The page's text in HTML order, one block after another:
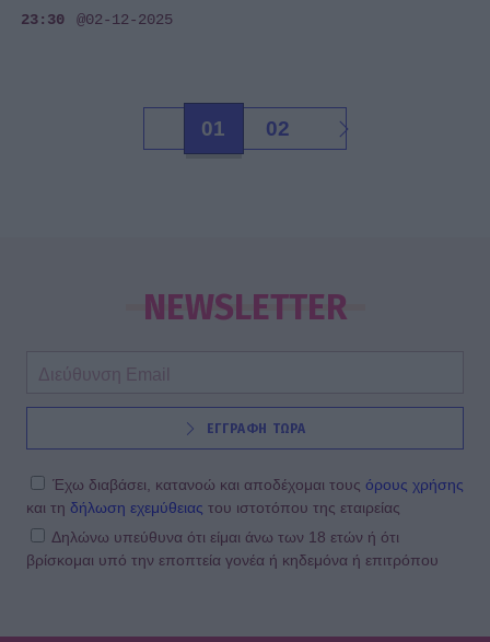
23:30 @02-12-2025
01 02
NEWSLETTER
ΕΓΓΡΑΦΗ ΤΩΡΑ
Έχω διαβάσει, κατανοώ και αποδέχομαι τους όρους χρήσης
και τη δήλωση εχεμύθειας του ιστοτόπου της εταιρείας
Δηλώνω υπεύθυνα ότι είμαι άνω των 18 ετών ή ότι
βρίσκομαι υπό την εποπτεία γονέα ή κηδεμόνα ή επιτρόπου